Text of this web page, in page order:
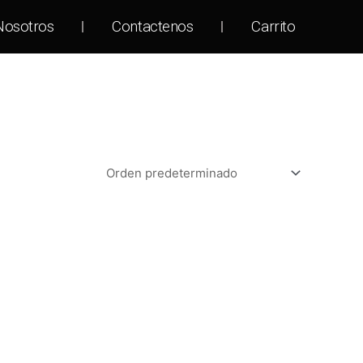
Contactenos Carrito